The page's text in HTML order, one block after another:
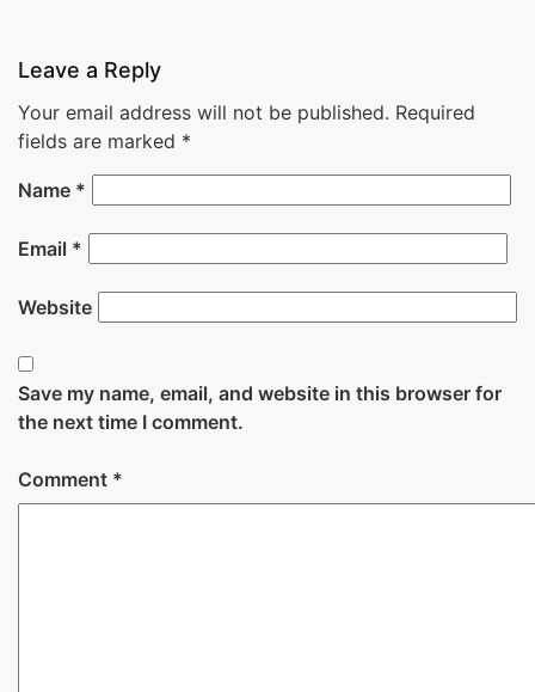
Leave a Reply
Your email address will not be published. Required
fields are marked *
Name *
Email *
Website
Save my name, email, and website in this browser for
the next time I comment.
Comment *